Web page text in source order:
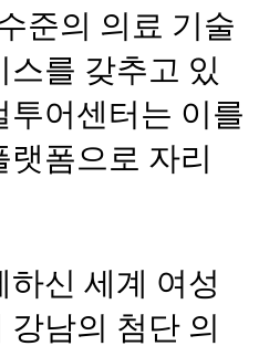
준의 의료 기술
를 갖추고 있
투어센터는 이를
폼으로 자리
하신 세계 여성
남의 첨단 의